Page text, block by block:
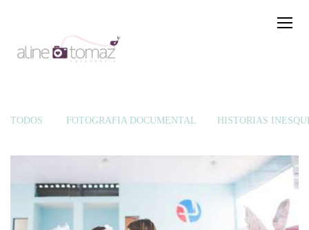
TODOS FOTOGRAFIA DOCUMENTAL HISTÓRIAS